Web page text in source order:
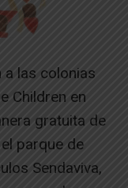
a las colonias
Children en
gratuita de
parque de
Sendaviva,